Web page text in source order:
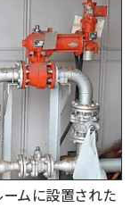
ムに設置された